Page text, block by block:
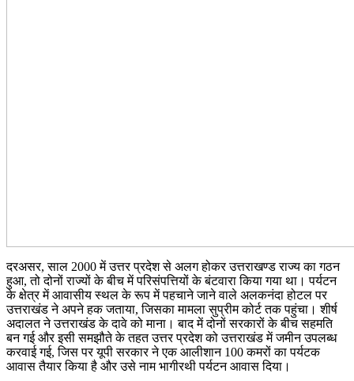
दरअसर, साल 2000 में उत्तर प्रदेश से अलग होकर उत्तराखण्ड राज्य का गठन
हुआ, तो दोनों राज्यों के बीच में परिसंपत्तियों के बंटवारा किया गया था। पर्यटन
के क्षेत्र में आवासीय स्थल के रूप में पहचाने जाने वाले अलकनंदा होटल पर
उत्तराखंड ने अपने हक जताया, जिसका मामला सुप्रीम कोर्ट तक पहुंचा। शीर्ष
अदालत ने उत्तराखंड के दावे को माना। बाद में दोनों सरकारों के बीच सहमति
बन गई और इसी समझौते के तहत उत्तर प्रदेश को उत्तराखंड में जमीन उपलब्ध
करवाई गई, जिस पर यूपी सरकार ने एक आलीशान 100 कमरों का पर्यटक
आवास तैयार किया है और उसे नाम भागीरथी पर्यटन आवास दिया।